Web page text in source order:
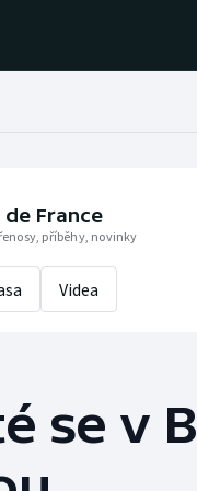
Baseball a softbal
Basketbal
Box
de France
příběhy, novinky
Videa
se v